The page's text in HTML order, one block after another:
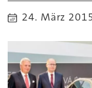
24. März